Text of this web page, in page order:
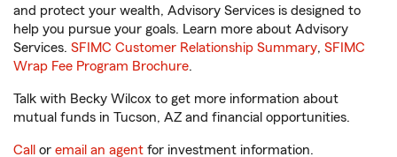
and protect your wealth, Advisory Services is designed to
help you pursue your goals. Learn more about Advisory
Services. SFIMC Customer Relationship Summary, SFIMC
Wrap Fee Program Brochure.
Talk with Becky Wilcox to get more information about
mutual funds in Tucson, AZ and financial opportunities.
Call or email an agent for investment information.